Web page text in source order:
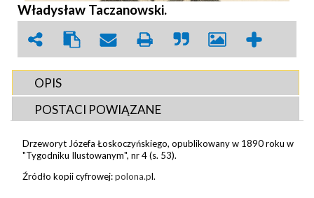
Władysław Taczanowski.
OPIS
POSTACI POWIĄZANE
Drzeworyt Józefa Łoskoczyńskiego, opublikowany w 1890 roku w
"Tygodniku Ilustowanym", nr 4 (s. 53).
Źródło kopii cyfrowej:polona.pl.